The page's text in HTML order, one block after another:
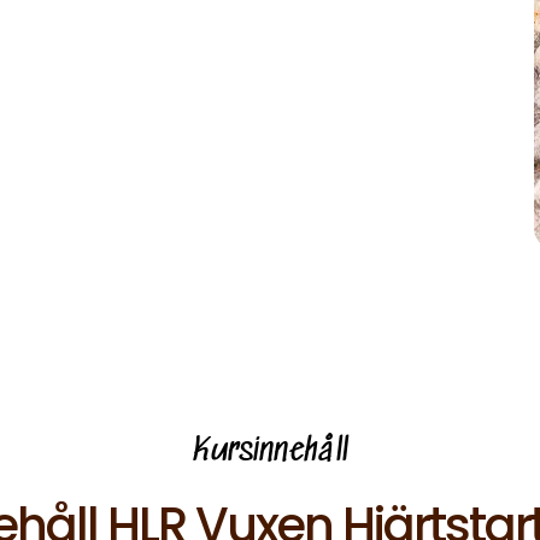
Kursinnehåll
HLR Vuxen